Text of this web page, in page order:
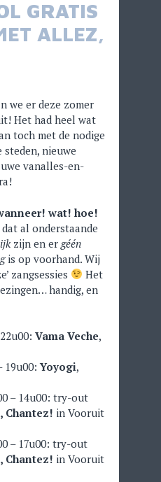
GRATIS
ALLEZ,
we er deze zomer
Het had heel wat
toch met de nodige
nieuwe
vanalles-en-
wat! hoe!
al onderstaande
zijn en er géén
is op voorhand. Wij
zangsessies
Het
handig, en
Vama Veche,
19u00:Yoyogi,
– 14u00: try-out
Chantez! in Vooruit
– 17u00: try-out
Chantez! in Vooruit